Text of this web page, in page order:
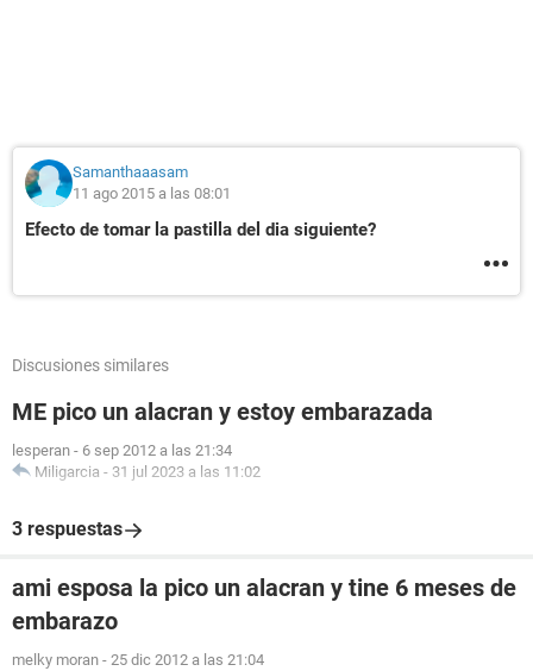
Samanthaaasam
11 ago 2015 a las 08:01
Efecto de tomar la pastilla del dia siguiente?
Discusiones similares
ME pico un alacran y estoy embarazada
lesperan - 6 sep 2012 a las 21:34
Miligarcia - 31 jul 2023 a las 11:02
3 respuestas
ami esposa la pico un alacran y tine 6 meses de
embarazo
melky moran - 25 dic 2012 a las 21:04